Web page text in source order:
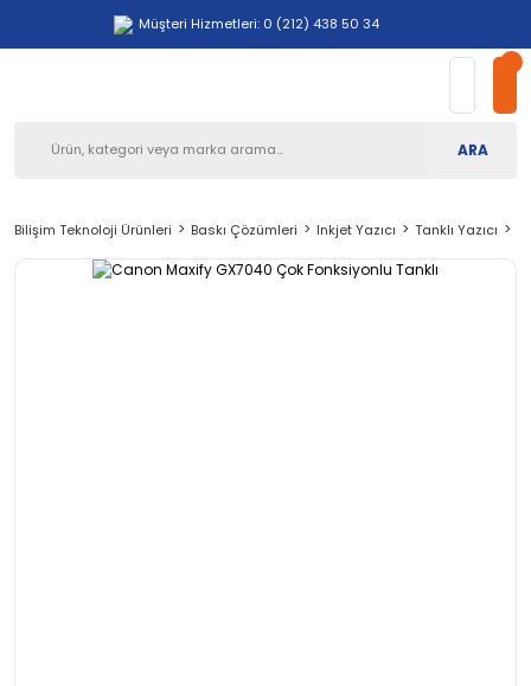
Müşteri Hizmetleri: 0 (212) 438 50 34
ARA
Bilişim Teknoloji Ürünleri Baskı Çözümleri Inkjet Yazıcı Tanklı Yazıcı